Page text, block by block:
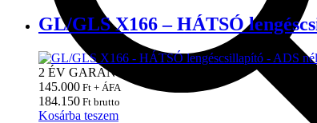
GL/GLS X166 – HÁTSÓ
2 ÉV GARANCIA!
145.000 Ft + ÁFA
184.150 Ft brutto
Kosárba teszem